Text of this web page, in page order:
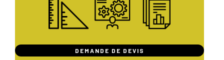
DEMANDE DE DEVIS